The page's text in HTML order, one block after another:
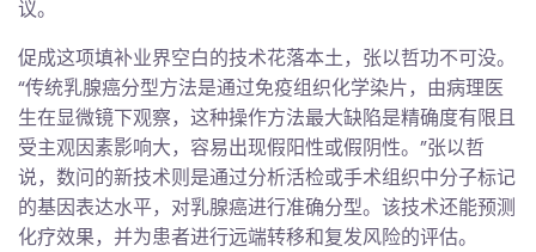
议。
促成这项填补业界空白的技术花落本土，张以哲功不可没。
“传统乳腺癌分型方法是通过免疫组织化学染片，由病理医
生在显微镜下观察，这种操作方法最大缺陷是精确度有限且
受主观因素影响大，容易出现假阳性或假阴性。”张以哲
说，数问的新技术则是通过分析活检或手术组织中分子标记
的基因表达水平，对乳腺癌进行准确分型。该技术还能预测
化疗效果，并为患者进行远端转移和复发风险的评估。